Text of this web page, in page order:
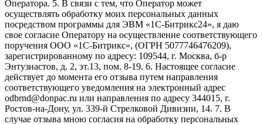
Оператора. 5. В связи с тем, что Оператор может
осуществлять обработку моих персональных данных
посредством программы для ЭВМ «1С-Битрикс24», я даю
свое согласие Оператору на осуществление соответствующего
поручения ООО «1С-Битрикс», (ОГРН 5077746476209),
зарегистрированному по адресу: 109544, г. Москва, б-р
Энтузиастов, д. 2, эт.13, пом. 8-19. 6. Настоящее согласие
действует до момента его отзыва путем направления
соответствующего уведомления на электронный адрес
odbrnd@donpac.ru или направления по адресу 344015, г.
Ростов-на-Дону, ул. 339-й Стрелковой Дивизии, 14. 7. В
случае отзыва мною согласия на обработку персональных